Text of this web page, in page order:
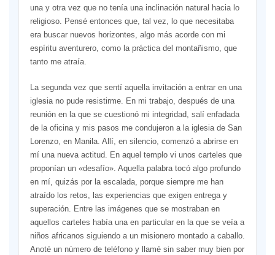
una y otra vez que no tenía una inclinación natural hacia lo
religioso. Pensé entonces que, tal vez, lo que necesitaba
era buscar nuevos horizontes, algo más acorde con mi
espíritu aventurero, como la práctica del montañismo, que
tanto me atraía.
La segunda vez que sentí aquella invitación a entrar en una
iglesia no pude resistirme. En mi trabajo, después de una
reunión en la que se cuestionó mi integridad, salí enfadada
de la oficina y mis pasos me condujeron a la iglesia de San
Lorenzo, en Manila. Allí, en silencio, comenzó a abrirse en
mí una nueva actitud. En aquel templo vi unos carteles que
proponían un «desafío». Aquella palabra tocó algo profundo
en mí, quizás por la escalada, porque siempre me han
atraído los retos, las experiencias que exigen entrega y
superación. Entre las imágenes que se mostraban en
aquellos carteles había una en particular en la que se veía a
niños africanos siguiendo a un misionero montado a caballo.
Anoté un número de teléfono y llamé sin saber muy bien por